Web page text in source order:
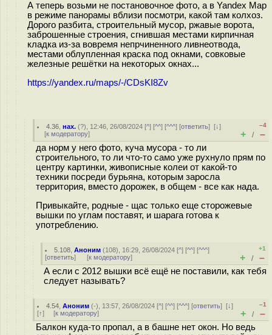
А теперь возьми не постановочное фото, а в Yandex Map
в режиме панорамы вблизи посмотри, какой там колхоз.
Дорого разбита, строительный мусор, ржавые ворота,
заброшенные строения, сгнившая местами кирпичная
кладка из-за вовремя непрчиненного ливнеотвода,
местами облупленная краска под окнами, совковые
железные решётки на некоторых окнах...
https://yandex.ru/maps/-/CDsKI8Zv
4.36 ,нах. (?), 12:46, 26/08/2024 [^] [^^] [^^^] [ответить][↓]
[к модератору]
–4
+ / –
да норм у него фото, куча мусора - то ли
строительного, то ли что-то само уже рухнуло прям по
центру картинки, живописные колеи от какой-то
техники посреди бурьяна, которым заросла
территория, вместо дорожек, в общем - все как нада.
Привыкайте, родные - щас только еще сторожевые
вышки по углам поставят, и шарага готова к
употреблению.
5.108 ,Аноним (108), 16:29, 26/08/2024 [^] [^^] [^^^]
[ответить] [к модератору]
+1
+ / –
А если с 2012 вышки всё ещё не поставили, как тебя
следует называть?
4.54 ,Аноним (-), 13:57, 26/08/2024 [^] [^^] [^^^] [ответить][↓]
[↑] [к модератору]
–1
+ / –
Балкон куда-то пропал, а в башне нет окон. Но ведь